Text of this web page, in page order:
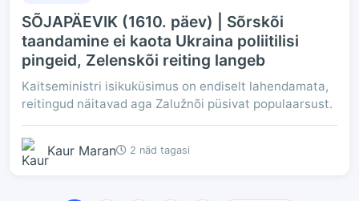
SÕJAPÄEVIK (1610. päev) | Sõrskõi
taandamine ei kaota Ukraina poliitilisi
pingeid, Zelenskõi reiting langeb
Kaitseministri isikuküsimus on endiselt lahendamata,
reitingud näitavad aga Zalužnõi püsivat populaarsust.
Kaur Maran 2 näd tagasi